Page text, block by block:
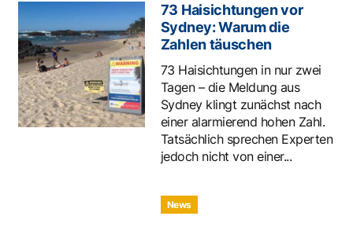
73 Haisichtungen vor
Sydney: Warum die
Zahlen täuschen
73 Haisichtungen in nur zwei
Tagen – die Meldung aus
Sydney klingt zunächst nach
einer alarmierend hohen Zahl.
Tatsächlich sprechen Experten
jedoch nicht von einer...
News